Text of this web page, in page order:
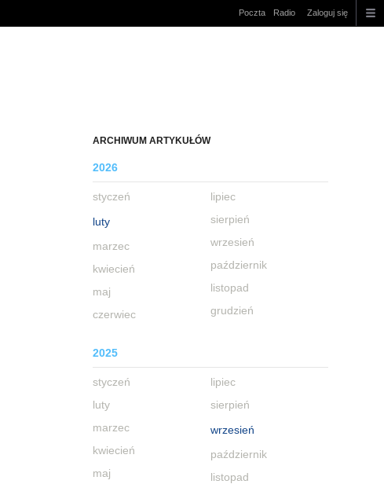
Poczta Radio Zaloguj się
ARCHIWUM ARTYKUŁÓW
2026
styczeń
luty
marzec
kwiecień
maj
czerwiec
lipiec
sierpień
wrzesień
październik
listopad
grudzień
2025
styczeń
luty
marzec
kwiecień
maj
lipiec
sierpień
wrzesień
październik
listopad